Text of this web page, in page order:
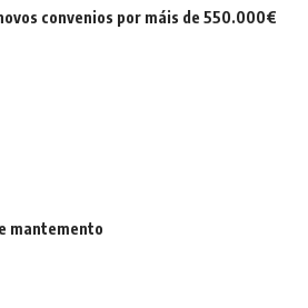
convenios por máis de 550.000€
mantemento